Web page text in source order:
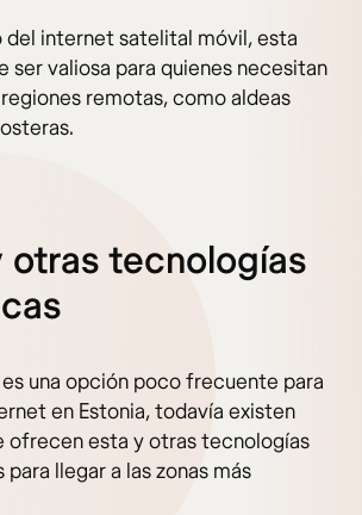
del internet satelital móvil, esta
ser valiosa para quienes necesitan
remotas, como aldeas
otras tecnologías
una opción poco frecuente para
en Estonia, todavía existen
ofrecen esta y otras tecnologías
llegar a las zonas más